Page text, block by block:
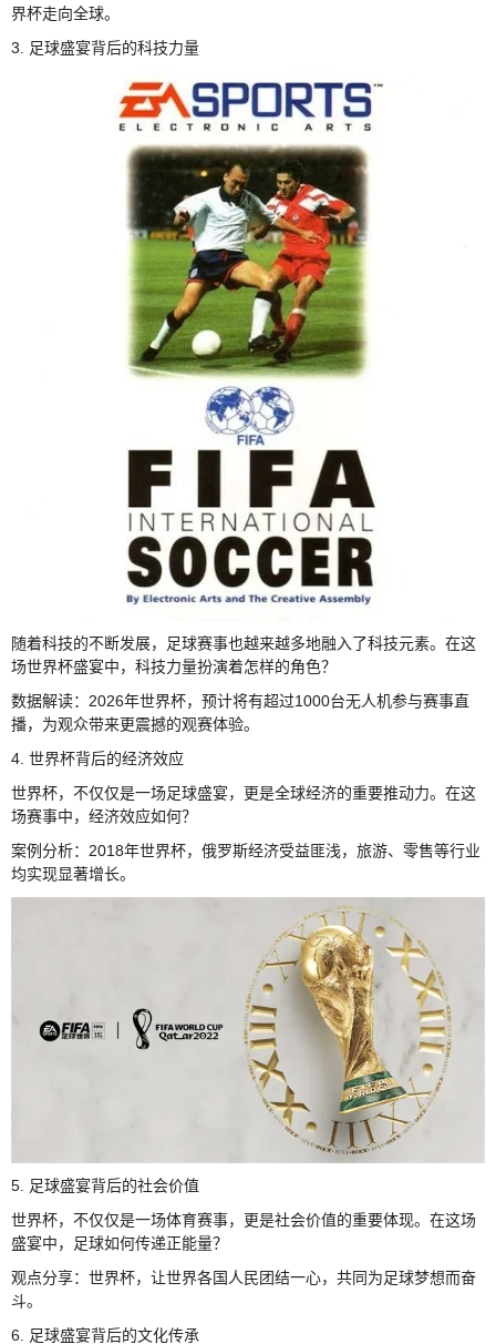
界杯走向全球。
3. 足球盛宴背后的科技力量
随着科技的不断发展，足球赛事也越来越多地融入了科技元素。在这
场世界杯盛宴中，科技力量扮演着怎样的角色？
数据解读：2026年世界杯，预计将有超过1000台无人机参与赛事直
播，为观众带来更震撼的观赛体验。
4. 世界杯背后的经济效应
世界杯，不仅仅是一场足球盛宴，更是全球经济的重要推动力。在这
场赛事中，经济效应如何？
案例分析：2018年世界杯，俄罗斯经济受益匪浅，旅游、零售等行业
均实现显著增长。
5. 足球盛宴背后的社会价值
世界杯，不仅仅是一场体育赛事，更是社会价值的重要体现。在这场
盛宴中，足球如何传递正能量？
观点分享：世界杯，让世界各国人民团结一心，共同为足球梦想而奋
斗。
6. 足球盛宴背后的文化传承